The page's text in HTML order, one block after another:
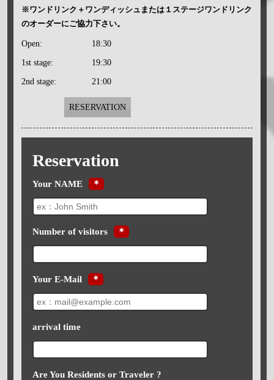
※ワンドリンク＋ワンディッシュまたは１ステージワンドリンク
のオーダーにご協力下さい。
Open: 18:30
1st stage: 19:30
2nd stage: 21:00
RESERVATION
Reservation
Your NAME ＊
Number of visitors ＊
Your E-Mail ＊
arrival time
Are You Residents or Traveler ?